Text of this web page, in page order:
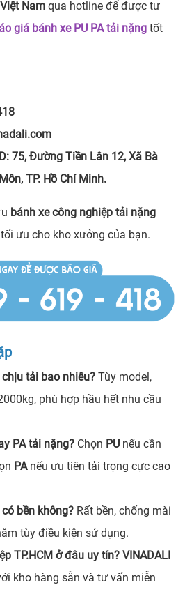
Nam qua hotline để được tư
giá bánh xe PU PA tải nặng tốt
75, Đường Tiền Lân 12, Xã Bà
TP. Hồ Chí Minh.
bánh xe công nghiệp tải nặng
ưu cho kho xưởng của bạn.
chịu tải bao nhiêu? Tùy model,
phù hợp hầu hết nhu cầu
PA tải nặng? Chọn PU nếu cần
PAnếu ưu tiên tải trọng cực cao
bền không? Rất bền, chống mài
tùy điều kiện sử dụng.
TP.HCM ở đâu uy tín? VINADALI
kho hàng sẵn và tư vấn miễn